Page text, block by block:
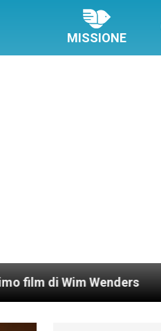
MISSIONE
Wenders Lunedì